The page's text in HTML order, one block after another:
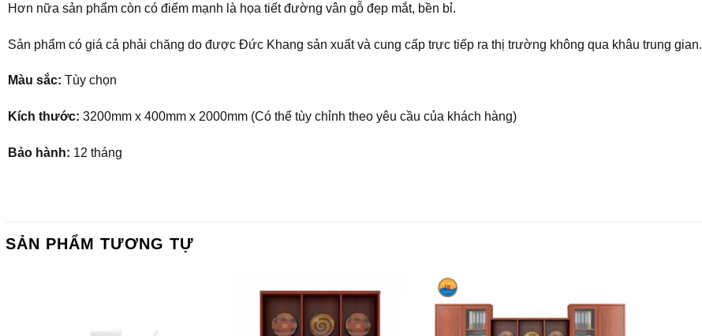
Hơn nữa sản phẩm còn có điểm mạnh là họa tiết đường vân gỗ đẹp mắt, bền bỉ.
Sản phẩm có giá cả phải chăng do được Đức Khang sản xuất và cung cấp trực tiếp ra thị trường không qua khâu trung gian.
Màu sắc: Tùy chọn
Kích thước: 3200mm x 400mm x 2000mm (Có thể tùy chỉnh theo yêu cầu của khách hàng)
Bảo hành: 12 tháng
SẢN PHẨM TƯƠNG TỰ